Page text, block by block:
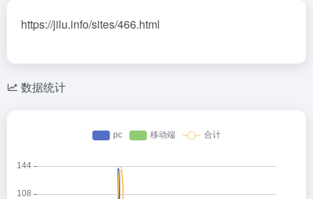
https://jilu.info/sites/466.html
数据统计